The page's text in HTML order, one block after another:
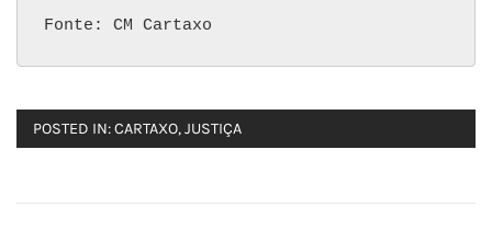
Fonte: CM Cartaxo
POSTED IN:CARTAXO,JUSTIÇA